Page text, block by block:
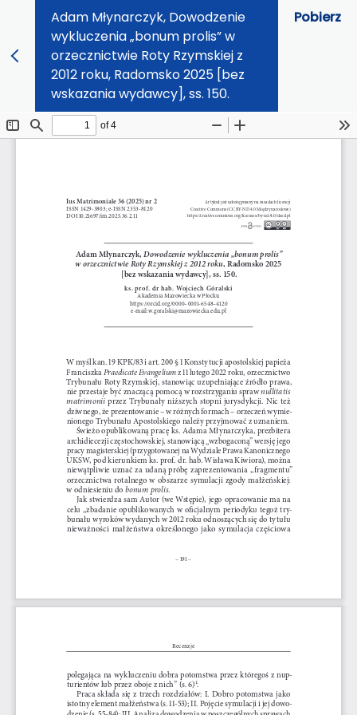
Adam Młynarczyk, Dowodzenie
wykluczenia „bonum prolis” w
orzecznictwie Roty Rzymskiej z
2012 roku, Radomsko 2025 [bez
wskazania wydawcy], ss. 150.
Pobierz